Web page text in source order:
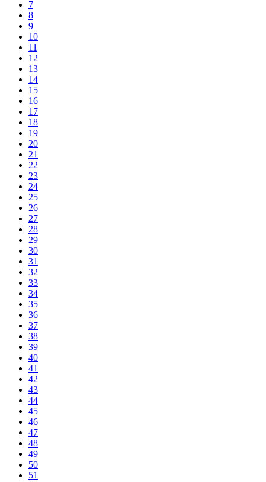
7
8
9
10
11
12
13
14
15
16
17
18
19
20
21
22
23
24
25
26
27
28
29
30
31
32
33
34
35
36
37
38
39
40
41
42
43
44
45
46
47
48
49
50
51